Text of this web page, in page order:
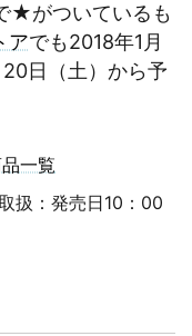
★がついているも
アでも2018年1月
日（土）から予
一覧
取扱：発売日10：00